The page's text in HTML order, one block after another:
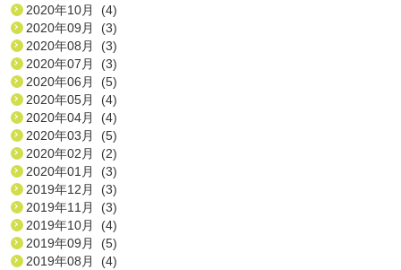
2020年10月 (4)
2020年09月 (3)
2020年08月 (3)
2020年07月 (3)
2020年06月 (5)
2020年05月 (4)
2020年04月 (4)
2020年03月 (5)
2020年02月 (2)
2020年01月 (3)
2019年12月 (3)
2019年11月 (3)
2019年10月 (4)
2019年09月 (5)
2019年08月 (4)